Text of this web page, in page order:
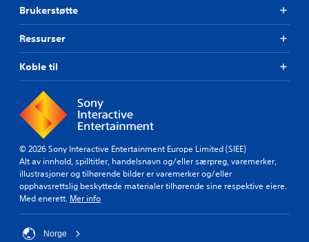
Brukerstøtte
Ressurser
Koble til
© 2026 Sony Interactive Entertainment Europe Limited (SIEE)
Alt av innhold, spilltitler, handelsnavn og/eller særpreg, varemerker,
illustrasjoner og tilhørende bilder er varemerker og/eller
opphavsrettslig beskyttede materialer tilhørende sine respektive eiere.
Med enerett. Mer info
Norge